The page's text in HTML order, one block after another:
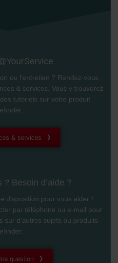
ou l’entretien ? Rendez-vous
& services. Vous y trouverez
tutoriels sur votre produit
& services
? Besoin d’aide ?
disposition pour vous aider !
par téléphone ou e-mail pour
sur d’autres sujets ou produits
question